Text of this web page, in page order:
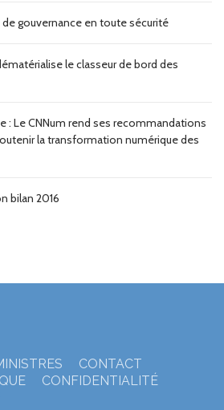
gouvernance en toute sécurité
le classeur de bord des
: Le CNNum rend ses recommandations
la transformation numérique des
bilan 2016
CONTACT
CONFIDENTIALITÉ